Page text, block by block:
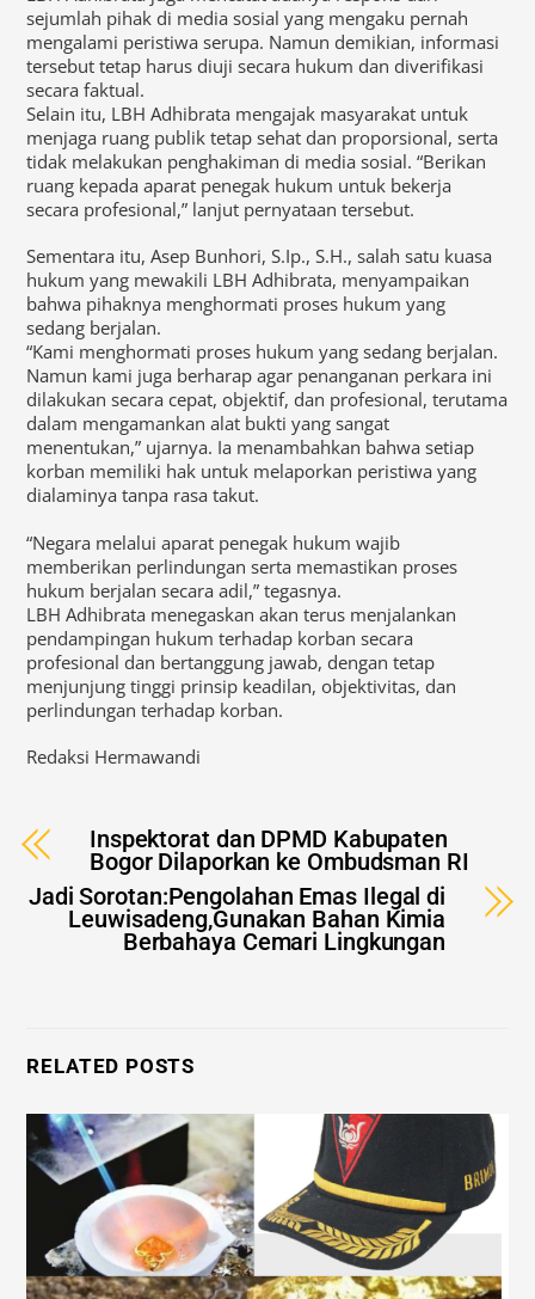
sejumlah pihak di media sosial yang mengaku pernah
mengalami peristiwa serupa. Namun demikian, informasi
tersebut tetap harus diuji secara hukum dan diverifikasi
secara faktual.
Selain itu, LBH Adhibrata mengajak masyarakat untuk
menjaga ruang publik tetap sehat dan proporsional, serta
tidak melakukan penghakiman di media sosial. “Berikan
ruang kepada aparat penegak hukum untuk bekerja
secara profesional,” lanjut pernyataan tersebut.
Sementara itu, Asep Bunhori, S.Ip., S.H., salah satu kuasa
hukum yang mewakili LBH Adhibrata, menyampaikan
bahwa pihaknya menghormati proses hukum yang
sedang berjalan.
“Kami menghormati proses hukum yang sedang berjalan.
Namun kami juga berharap agar penanganan perkara ini
dilakukan secara cepat, objektif, dan profesional, terutama
dalam mengamankan alat bukti yang sangat
menentukan,” ujarnya. Ia menambahkan bahwa setiap
korban memiliki hak untuk melaporkan peristiwa yang
dialaminya tanpa rasa takut.
“Negara melalui aparat penegak hukum wajib
memberikan perlindungan serta memastikan proses
hukum berjalan secara adil,” tegasnya.
LBH Adhibrata menegaskan akan terus menjalankan
pendampingan hukum terhadap korban secara
profesional dan bertanggung jawab, dengan tetap
menjunjung tinggi prinsip keadilan, objektivitas, dan
perlindungan terhadap korban.
Redaksi Hermawandi
Inspektorat dan DPMD Kabupaten
Bogor Dilaporkan ke Ombudsman RI
Jadi Sorotan:Pengolahan Emas Ilegal di
Leuwisadeng,Gunakan Bahan Kimia
Berbahaya Cemari Lingkungan
RELATED POSTS